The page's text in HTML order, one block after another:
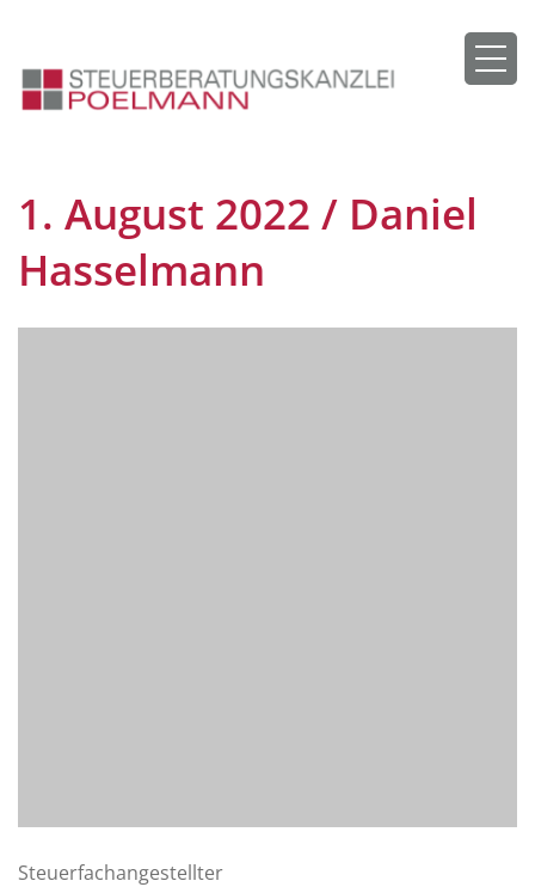
1. August 2022 / Daniel
Hasselmann
Steuerfachangestellter